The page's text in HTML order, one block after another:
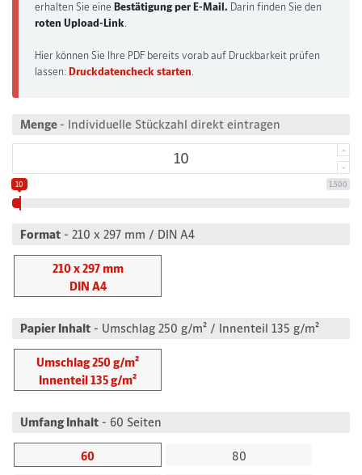
erhalten Sie eine Bestätigung per E‑Mail. Darin finden Sie den
roten Upload‑Link.
Hier können Sie Ihre PDF bereits vorab auf Druckbarkeit prüfen
lassen:Druckdatencheck starten.
Menge - Individuelle Stückzahl direkt eintragen
1.500
10
Format - 210 x 297 mm / DIN A4
210 x 297 mm
DIN A4
Papier Inhalt - Umschlag 250 g/m² / Innenteil 135 g/m²
Umschlag 250 g/m²
Innenteil 135 g/m²
Umfang Inhalt - 60 Seiten
60
80